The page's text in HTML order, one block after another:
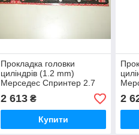
Прокладка головки
циліндрів (1.2 mm)
Мерседес Спринтер 2.7
CDI 2000-2006 ELRING
(Німеччина) 762821
2 613₴
Купити
CDI
2